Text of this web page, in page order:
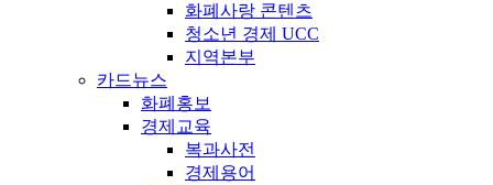
화폐사랑 콘텐츠
청소년 경제 UCC
지역본부
카드뉴스
화폐홍보
경제교육
복과사전
경제용어